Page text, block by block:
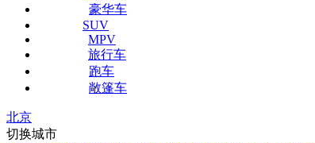
豪华车
SUV
MPV
旅行车
跑车
敞篷车
北京
切换城市